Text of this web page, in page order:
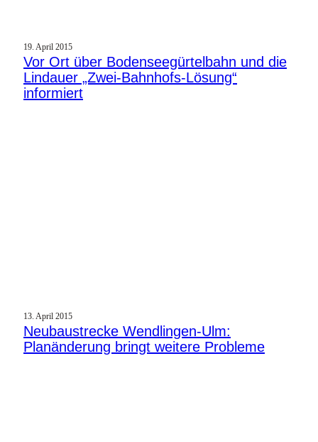
19. April 2015
Vor Ort über Bodenseegürtelbahn und die
Lindauer „Zwei-Bahnhofs-Lösung“
informiert
13. April 2015
Neubaustrecke Wendlingen-Ulm:
Planänderung bringt weitere Probleme